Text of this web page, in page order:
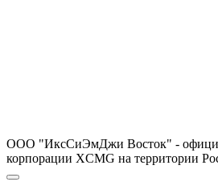
ООО "ИксСиЭмДжи Восток" -
корпорации XCMG на территории